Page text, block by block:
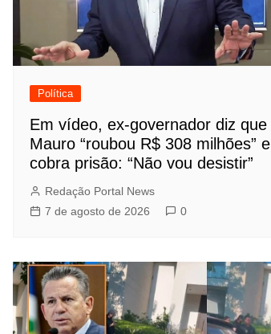
Política
Em vídeo, ex-governador diz que
Mauro “roubou R$ 308 milhões” e
cobra prisão: “Não vou desistir”
Redação Portal News
7 de agosto de 2026
0